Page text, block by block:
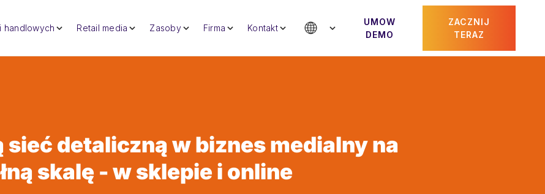
handlowych Retail media Zasoby Firma Kontakt
UMOW
DEMO
ZACZNIJ
TERAZ
sieć detaliczną w biznes medialny na
skalę - w sklepie i online